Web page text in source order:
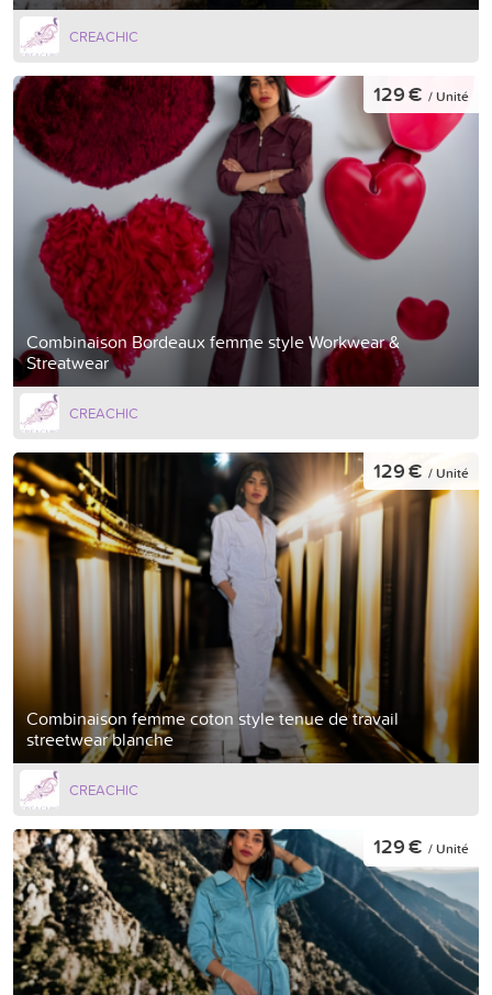
CREACHIC
Combinaison Bordeaux femme style Workwear &
Streatwear
129 € / Unité
CREACHIC
Combinaison femme coton style tenue de travail
streetwear blanche
129 € / Unité
CREACHIC
129 € / Unité